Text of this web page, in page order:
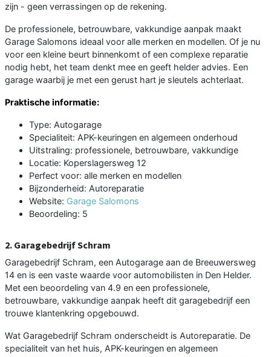
zijn - geen verrassingen op de rekening.
De professionele, betrouwbare, vakkundige aanpak maakt
Garage Salomons ideaal voor alle merken en modellen. Of je nu
voor een kleine beurt binnenkomt of een complexe reparatie
nodig hebt, het team denkt mee en geeft helder advies. Een
garage waarbij je met een gerust hart je sleutels achterlaat.
Praktische informatie:
Type: Autogarage
Specialiteit: APK-keuringen en algemeen onderhoud
Uitstraling: professionele, betrouwbare, vakkundige
Locatie: Koperslagersweg 12
Perfect voor: alle merken en modellen
Bijzonderheid: Autoreparatie
Website: Garage Salomons
Beoordeling: 5
2. Garagebedrijf Schram
Garagebedrijf Schram, een Autogarage aan de Breeuwersweg
14 en is een vaste waarde voor automobilisten in Den Helder.
Met een beoordeling van 4.9 en een professionele,
betrouwbare, vakkundige aanpak heeft dit garagebedrijf een
trouwe klantenkring opgebouwd.
Wat Garagebedrijf Schram onderscheidt is Autoreparatie. De
specialiteit van het huis, APK-keuringen en algemeen